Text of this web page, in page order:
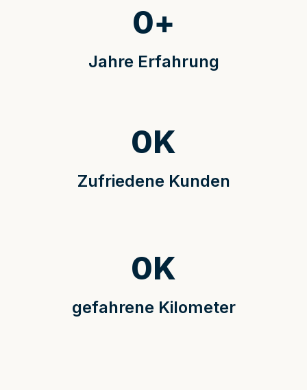
Jahre Erfahrung
0+
Zufriedene Kunden
0K
gefahrene Kilometer
0K